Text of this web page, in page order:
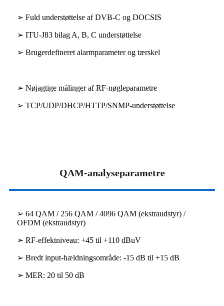
➢ Fuld understøttelse af DVB-C og DOCSIS
➢ ITU-J83 bilag A, B, C understøttelse
➢ Brugerdefineret alarmparameter og tærskel
➢ Nøjagtige målinger af RF-nøgleparametre
➢ TCP/UDP/DHCP/HTTP/SNMP-understøttelse
QAM-analyseparametre
➢ 64 QAM / 256 QAM / 4096 QAM (ekstraudstyr) /
OFDM (ekstraudstyr)
➢ RF-effektniveau: +45 til +110 dBuV
➢ Bredt input-hældningsområde: -15 dB til +15 dB
➢ MER: 20 til 50 dB